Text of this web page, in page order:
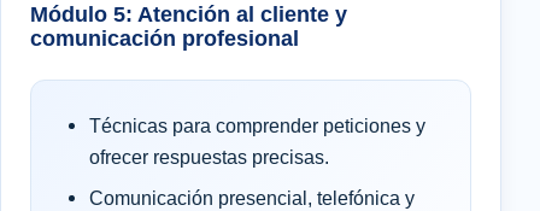
Módulo 5: Atención al cliente y
comunicación profesional
Técnicas para comprender peticiones y
ofrecer respuestas precisas.
Comunicación presencial, telefónica y